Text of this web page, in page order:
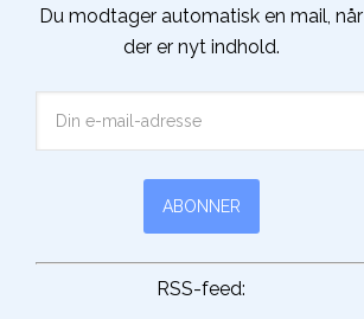
Du modtager automatisk en mail, når
der er nyt indhold.
RSS-feed: